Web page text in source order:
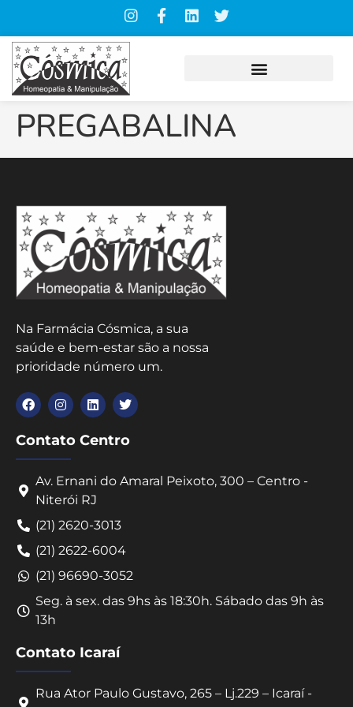
PREGABALINA
Na Farmácia Cósmica, a sua
saúde e bem-estar são a nossa
prioridade número um.
Contato Centro
Av. Ernani do Amaral Peixoto, 300 – Centro -
Niterói RJ
(21) 2620-3013
(21) 2622-6004
(21) 96690-3052
Seg. à sex. das 9hs às 18:30h. Sábado das 9h às
13h
Contato Icaraí
Rua Ator Paulo Gustavo, 265 – Lj.229 – Icaraí -